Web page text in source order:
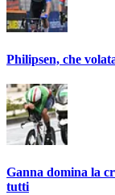
Philipsen, che
Ganna domina la
tutti